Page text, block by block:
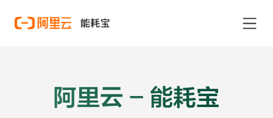
阿里云 - 能耗宝